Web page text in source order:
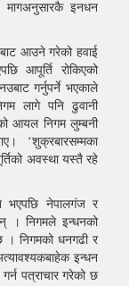
मागअनुसारकै इनधन
आउने गरेको हवाई
आपूर्ति रोकिएको
गर्नुपर्ने भएकाले
लागे पनि ढुवानी
आयल निगम लुम्बनी
‘शुक्रबारसम्मका
अवस्था यस्तै रहे
भएपछि नेपालगंज र
। निगमले इन्धनको
। निगमको धनगढी र
इन्धन
पत्राचार गरेको छ